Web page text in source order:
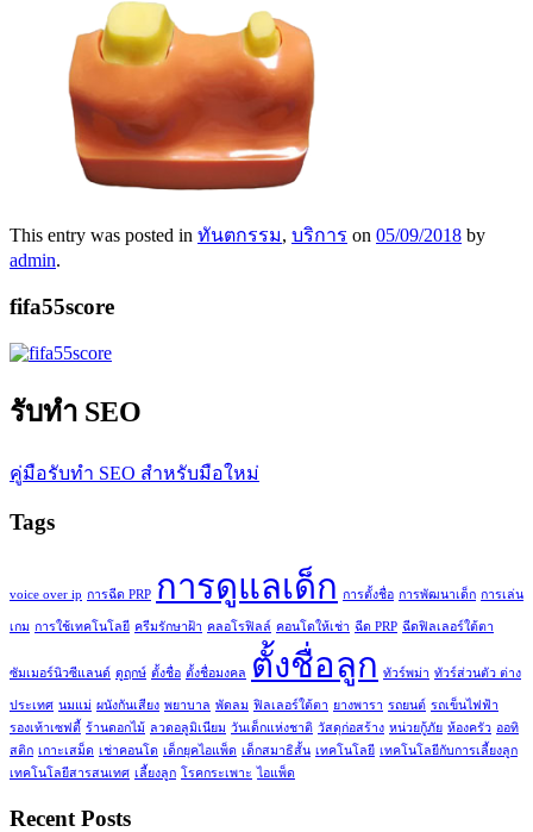
This entry was posted in ทันตกรรม, บริการ on 05/09/2018 by
admin.
fifa55score
รับทำ SEO
คู่มือรับทำ SEO สำหรับมือใหม่
Tags
voice over ip การฉีด PRP การดูแลเด็ก การตั้งชื่อ การพัฒนาเด็ก การเล่น
เกม การใช้เทคโนโลยี ครีมรักษาฝ้า คลอโรฟิลล์ คอนโดให้เช่า ฉีด PRP ฉีดฟิลเลอร์ใต้ตา
ซัมเมอร์นิวซีแลนด์ ดูฤกษ์ ตั้งชื่อ ตั้งชื่อมงคล ตั้งชื่อลูก ทัวร์พม่า ทัวร์ส่วนตัว ต่าง
ประเทศ นมแม่ ผนังกันเสียง พยาบาล พัดลม ฟิลเลอร์ใต้ตา ยางพารา รถยนต์ รถเข็นไฟฟ้า
รองเท้าเซฟตี้ ร้านดอกไม้ ลวดอลูมิเนียม วันเด็กแห่งชาติ วัสดุก่อสร้าง หน่วยกู้ภัย ห้องครัว ออทิ
สติก เกาะเสม็ด เช่าคอนโด เด็กยุคไอแพ็ด เด็กสมาธิสั้น เทคโนโลยี เทคโนโลยีกับการเลี้ยงลูก
เทคโนโลยีสารสนเทศ เลี้ยงลูก โรคกระเพาะ ไอแพ็ด
Recent Posts